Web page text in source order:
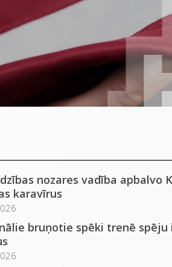
nozares vadība apbalvo
karavīrus
bruņotie spēki trenē